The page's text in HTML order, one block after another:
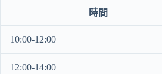
時間
10:00-12:00
12:00-14:00